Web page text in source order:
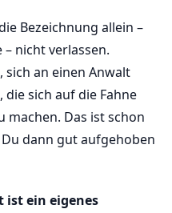
Bezeichnung allein –
nicht verlassen.
sich an einen Anwalt
sich auf die Fahne
machen. Das ist schon
dann gut aufgehoben
ist ein eigenes